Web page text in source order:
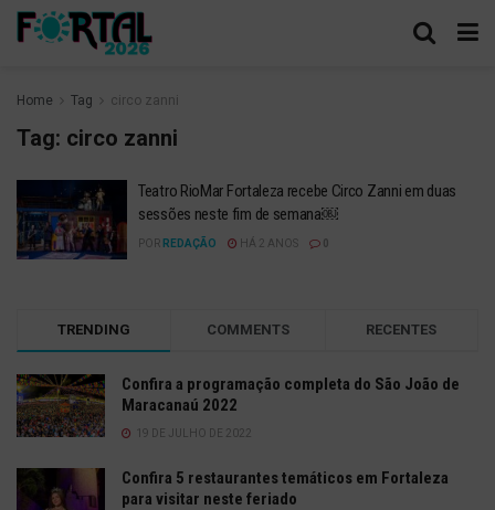
Home Tag circo zanni
Tag: circo zanni
Teatro RioMar Fortaleza recebe Circo Zanni em duas
sessões neste fim de semana￼
POR REDAÇÃO HÁ 2 ANOS
TRENDING COMMENTS RECENTES
Confira a programação completa do São João de
Maracanaú 2022
19 DE JULHO DE 2022
Confira 5 restaurantes temáticos em Fortaleza
para visitar neste feriado